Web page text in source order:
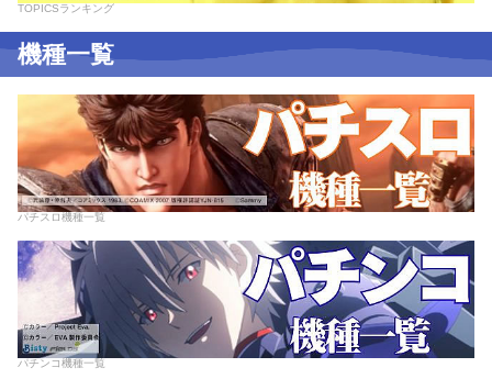
TOPICSランキング
機種一覧
パチスロ機種一覧
パチンコ機種一覧